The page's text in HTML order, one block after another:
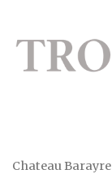
Chateau Barayre